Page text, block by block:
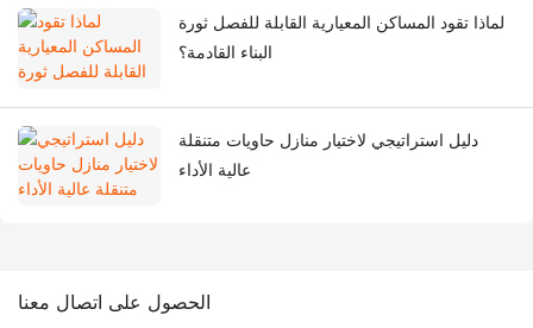
لماذا تقود المساكن المعيارية القابلة للفصل ثورة
البناء القادمة؟
دليل استراتيجي لاختيار منازل حاويات متنقلة
عالية الأداء
الحصول على اتصال معنا